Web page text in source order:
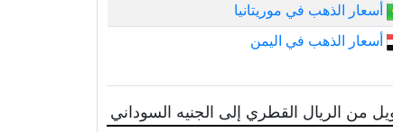
أسعار الذهب في موريتانيا
أسعار الذهب في اليمن
من الريال القطري إلى الجنيه السوداني